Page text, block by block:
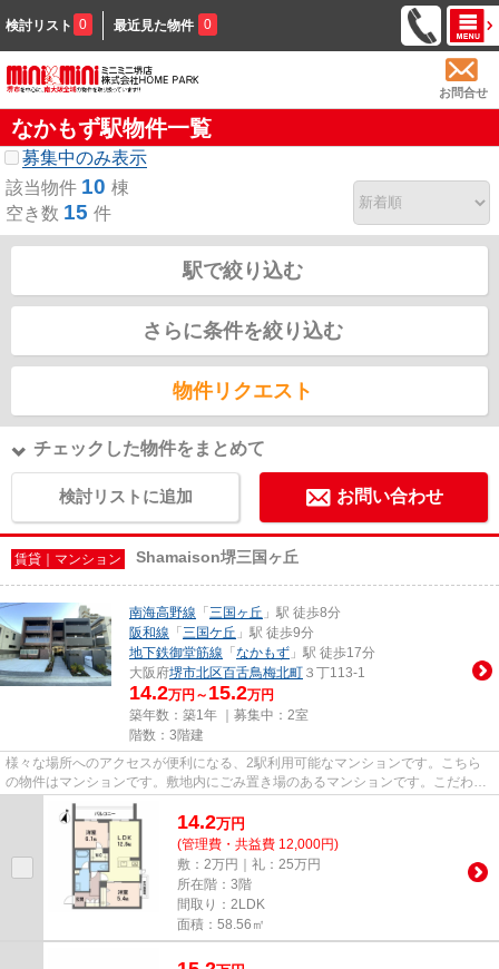
検討リスト 0 最近見た物件 0
お問合せ
なかもず駅物件一覧
募集中のみ表示
該当物件 10 棟
空き数 15 件
駅で絞り込む
さらに条件を絞り込む
物件リクエスト
チェックした物件をまとめて
検討リストに追加 お問い合わせ
賃貸｜マンション Shamaison堺三国ヶ丘
南海高野線 「 三国ヶ丘 」駅 徒歩8分
阪和線 「 三国ケ丘 」駅 徒歩9分
地下鉄御堂筋線 「 なかもず 」駅 徒歩17分
大阪府堺市北区百舌鳥梅北町 ３丁113-1
14.2万円～ 15.2万円
築年数：築1年 ｜募集中： 2室
階数：3階建
様々な場所へのアクセスが便利になる、2駅利用可能なマンションです。こちら
の物件はマンションです。敷地内にごみ置き場のあるマンションです。こだわり
ポイント満載のShamaison堺三...
14.2万円
(管理費・共益費 12,000円)
敷：2万円｜礼：25万円
所在階：3階
間取り：2LDK
面積：58.56㎡